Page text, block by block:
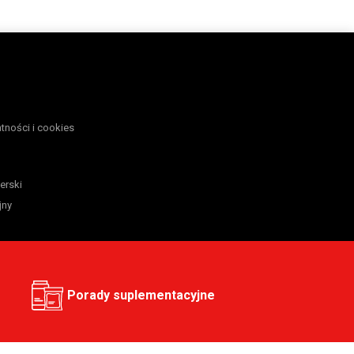
i cookies
Porady suplementacyjne